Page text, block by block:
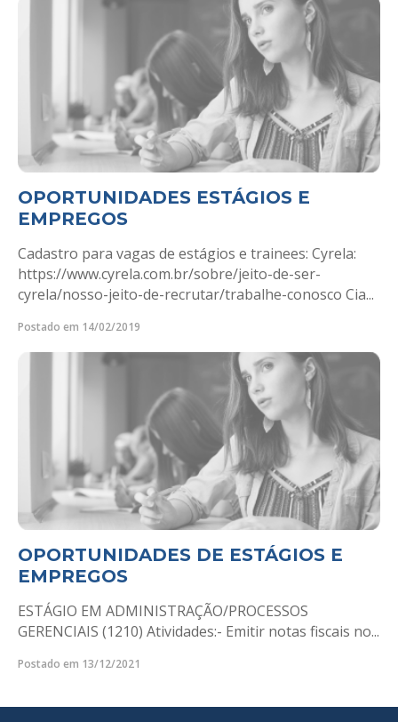
OPORTUNIDADES ESTÁGIOS E
EMPREGOS
Cadastro para vagas de estágios e trainees: Cyrela:
https://www.cyrela.com.br/sobre/jeito-de-ser-
cyrela/nosso-jeito-de-recrutar/trabalhe-conosco Cia...
Postado em 14/02/2019
OPORTUNIDADES DE ESTÁGIOS E
EMPREGOS
ESTÁGIO EM ADMINISTRAÇÃO/PROCESSOS
GERENCIAIS (1210) Atividades:- Emitir notas fiscais no...
Postado em 13/12/2021